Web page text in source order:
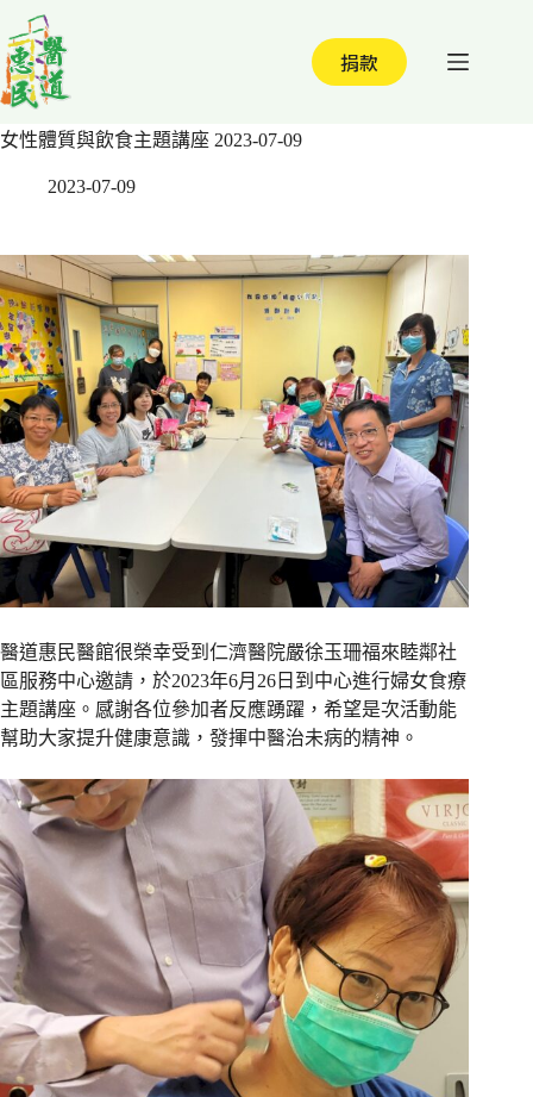
至
主
要
內
捐款
女性體質與飲食主題講座 2023-07-09
2023-07-09
醫道惠民醫館很榮幸受到仁濟醫院嚴徐玉珊福來睦鄰社
區服務中心邀請，於2023年6月26日到中心進行婦女食療
主題講座。感謝各位參加者反應踴躍，希望是次活動能
幫助大家提升健康意識，發揮中醫治未病的精神。